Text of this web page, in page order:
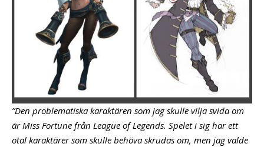
”Den problematiska karaktären som jag skulle vilja svida om
är Miss Fortune från League of Legends. Spelet i sig har ett
otal karaktärer som skulle behöva skrudas om, men jag valde